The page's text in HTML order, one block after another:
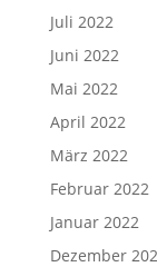
Juli 2022
Juni 2022
Mai 2022
April 2022
März 2022
Februar 2022
Januar 2022
Dezember